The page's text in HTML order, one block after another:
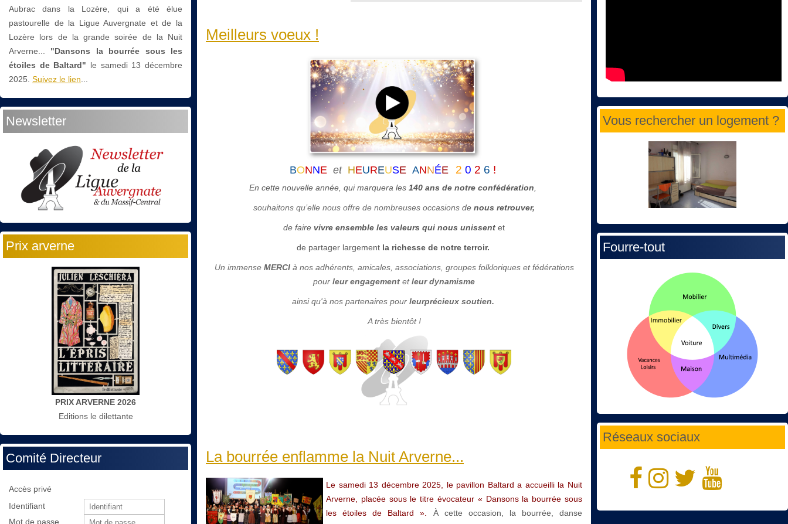
Aubrac dans la Lozère, qui a été élue
pastourelle de la Ligue Auvergnate et de la
Lozère lors de la grande soirée de la Nuit
Arverne...
"Dansons la bourrée sous les
étoiles de Baltard" le samedi 13 décembre
2025. Suivez le lien
Newsletter
Prix arverne
PRIX ARVERNE 2026
Editions le dilettante
Comité Directeur
Accès privé
Identifiant
Mot de passe
Meilleurs voeux !
BONNE et HEUREUSE ANNÉE 2 0 2 6 !
En cette nouvelle année, qui marquera les 140 ans de notre confédération
souhaitons qu’elle nous offre de nombreuses occasions de nous retrouver,
de faire vivre ensemble les valeurs qui nous unissent et
de partager largement la richesse de notre terroir.
Un immense MERCI à nos adhérents, amicales, associations, groupes folkloriques et fédérations
pour leur engagement etleur dynamisme
ainsi qu'à nos partenaires pourleurprécieux soutien.
A très bientôt !
La bourrée enflamme la Nuit Arverne...
Le samedi 13 décembre 2025, le pavillon Baltard a accueilli la Nuit
Arverne, placée sous le titre évocateur « Dansons la bourrée sous
les étoiles de Baltard ».
À cette occasion, la bourrée, danse
Vous rechercher un logement ?
Fourre-tout
Réseaux sociaux